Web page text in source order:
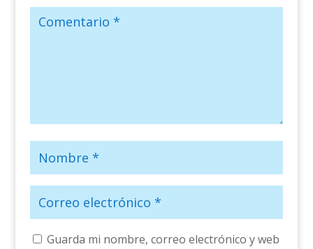
Guarda mi nombre, correo electrónico y web